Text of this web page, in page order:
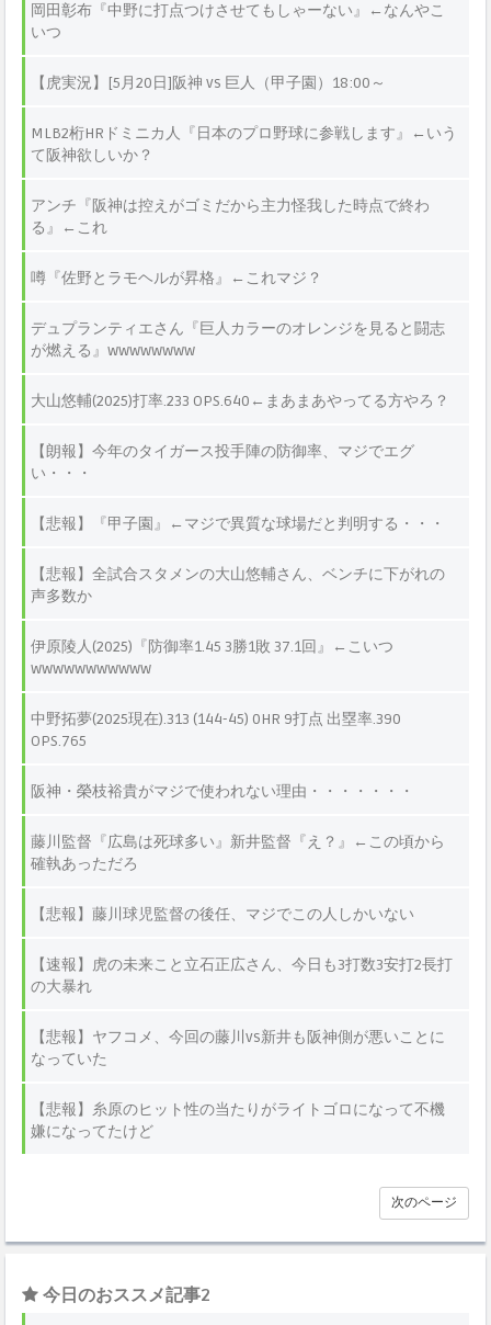
岡田彰布『中野に打点つけさせてもしゃーない』←なんやこ
いつ
【虎実況】[5月20日]阪神 vs 巨人（甲子園）18:00～
MLB2桁HRドミニカ人『日本のプロ野球に参戦します』←いう
て阪神欲しいか？
アンチ『阪神は控えがゴミだから主力怪我した時点で終わ
る』←これ
噂『佐野とラモヘルが昇格』←これマジ？
デュプランティエさん『巨人カラーのオレンジを見ると闘志
が燃える』wwwwwwww
大山悠輔(2025)打率.233 OPS.640←まあまあやってる方やろ？
【朗報】今年のタイガース投手陣の防御率、マジでエグ
い・・・
【悲報】『甲子園』←マジで異質な球場だと判明する・・・
【悲報】全試合スタメンの大山悠輔さん、ベンチに下がれの
声多数か
伊原陵人(2025)『防御率1.45 3勝1敗 37.1回』←こいつ
wwwwwwwwwww
中野拓夢(2025現在).313 (144-45) 0HR 9打点 出塁率.390
OPS.765
阪神・榮枝裕貴がマジで使われない理由・・・・・・・
藤川監督『広島は死球多い』新井監督『え？』←この頃から
確執あっただろ
【悲報】藤川球児監督の後任、マジでこの人しかいない
【速報】虎の未来こと立石正広さん、今日も3打数3安打2長打
の大暴れ
【悲報】ヤフコメ、今回の藤川vs新井も阪神側が悪いことに
なっていた
【悲報】糸原のヒット性の当たりがライトゴロになって不機
嫌になってたけど
次のページ